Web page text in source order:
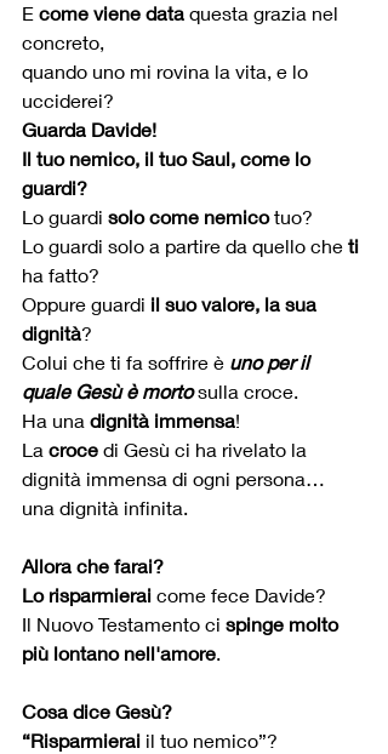
E come viene data questa grazia nel
concreto,
quando uno mi rovina la vita, e lo
ucciderei?
Guarda Davide!
Il tuo nemico, il tuo Saul, come lo
guardi?
Lo guardi solo come nemico tuo?
Lo guardi solo a partire da quello che ti
ha fatto?
Oppure guardi il suo valore, la sua
dignità?
Colui che ti fa soffrire è uno per il
quale Gesù è morto sulla croce.
Ha una dignità immensa!
La croce di Gesù ci ha rivelato la
dignità immensa di ogni persona…
una dignità infinita.
Allora che farai?
Lo risparmierai come fece Davide?
Il Nuovo Testamento ci spinge molto
più lontano nell'amore.
Cosa dice Gesù?
“Risparmierai il tuo nemico”?